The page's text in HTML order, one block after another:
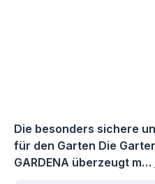
Die besonders sichere
für den Garten Die
GARDENA überzeugt m…